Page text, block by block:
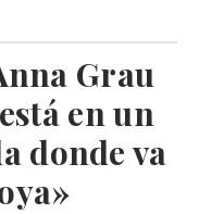
Grau
en un
donde va